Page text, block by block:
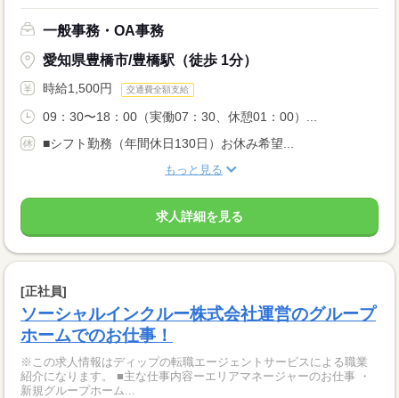
一般事務・OA事務
愛知県豊橋市/豊橋駅（徒歩 1分）
時給1,500円 交通費全額支給
09：30〜18：00（実働07：30、休憩01：00）...
■シフト勤務（年間休日130日）お休み希望...
もっと見る
求人詳細を見る
[正社員]
ソーシャルインクルー株式会社運営のグループ
ホームでのお仕事！
※この求人情報はディップの転職エージェントサービスによる職業
紹介になります。 ■主な仕事内容ーエリアマネージャーのお仕事 ・
新規グループホーム...